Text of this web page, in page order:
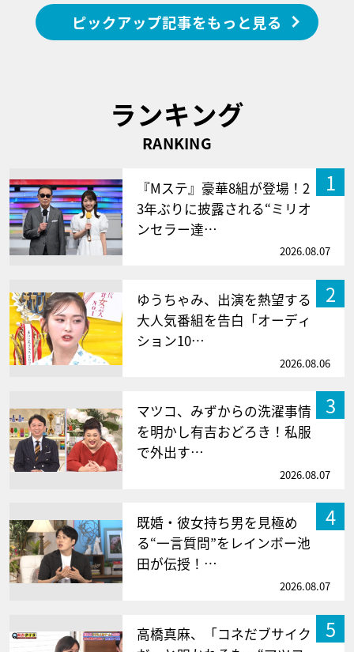
ピックアップ記事をもっと見る
ランキング
RANKING
1
『Mステ』豪華8組が登場！2
3年ぶりに披露される“ミリオ
ンセラー達…
2026.08.07
2
ゆうちゃみ、出演を熱望する
大人気番組を告白「オーディ
ション10…
2026.08.06
3
マツコ、みずからの洗濯事情
を明かし有吉おどろき！私服
で外出す…
2026.08.07
4
既婚・彼女持ち男を見極め
る“一言質問”をレインボー池
田が伝授！…
2026.08.07
5
高橋真麻、「コネだブサイク